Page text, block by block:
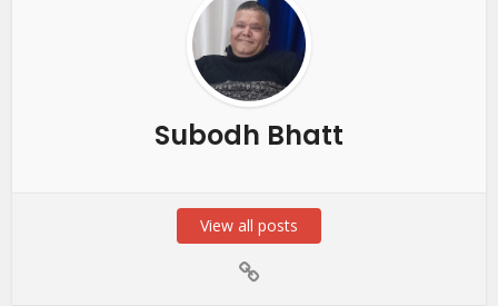
Subodh Bhatt
View all posts